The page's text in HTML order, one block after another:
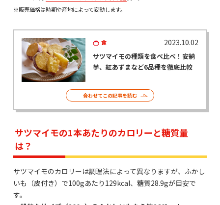
※販売価格は時期や産地によって変動します。
食 2023.10.02
サツマイモの種類を食べ比べ！安納
芋、紅あずまなど6品種を徹底比較
合わせてこの記事を読む
サツマイモの1本あたりのカロリーと糖質量
は？
サツマイモのカロリーは調理法によって異なりますが、ふかし
いも（皮付き）で100gあたり129kcal、糖質28.9gが目安で
す。